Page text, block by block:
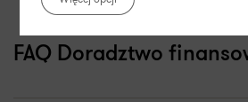
FAQ Doradztwo